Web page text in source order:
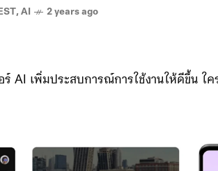
, AI 2 years ago
AI เพิ่มประสบการณ์การใช้งานให้ดีขึ้น ใ